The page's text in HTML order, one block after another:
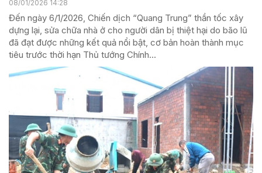
08/01/2026 14:28
Đến ngày 6/1/2026, Chiến dịch “Quang Trung” thần tốc xây
dựng lại, sửa chữa nhà ở cho người dân bị thiệt hại do bão lũ
đã đạt được những kết quả nổi bật, cơ bản hoàn thành mục
tiêu trước thời hạn Thủ tướng Chính...